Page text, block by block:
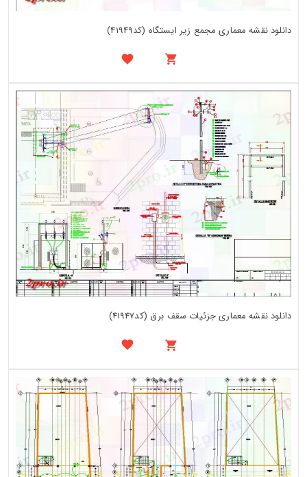
دانلود نقشه معماری مجمع زیر ایستگاه (کد41949)
دانلود نقشه معماری جزئیات سقف برق (کد41947)